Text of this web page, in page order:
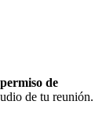
permiso de
de tu reunión.